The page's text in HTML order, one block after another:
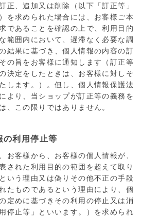
正、追加又は削除（以下「訂正等」
を求められた場合には、お客様ご本
であることを確認の上で、利用目的
範囲内において、遅滞なく必要な調
結果に基づき、個人情報の内容の訂
の旨をお客様に通知します（訂正等
決定をしたときは、お客様に対しそ
します。）。但し、個人情報保護法
より、当ショップが訂正等の義務を
、この限りではありません。
の利用停止等
お客様から、お客様の個人情報が、
された利用目的の範囲を超えて取り
いう理由又は偽りその他不正の手段
たものであるという理由により、個
定めに基づきその利用の停止又は消
停止等」といいます。）を求められ